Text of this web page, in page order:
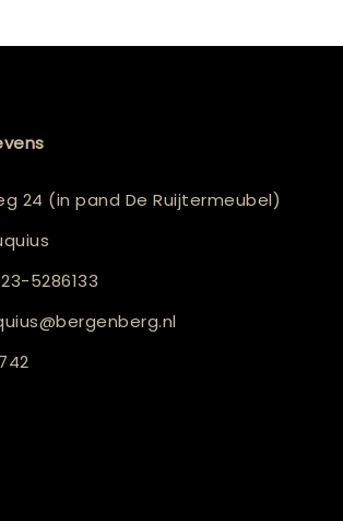
24 (in pand De Ruijtermeubel)
5286133